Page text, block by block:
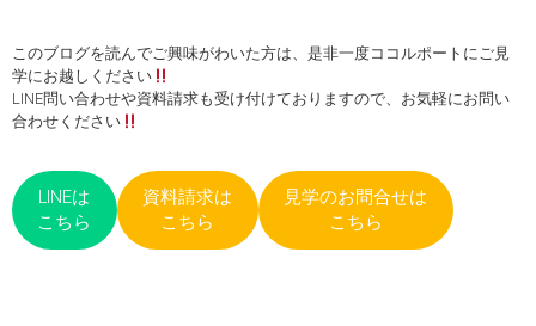
このブログを読んでご興味がわいた方は、是非一度ココルポートにご見
学にお越しください
LINE問い合わせや資料請求も受け付けておりますので、お気軽にお問い
合わせください
LINEは
こちら
資料請求は
こちら
見学のお問合せは
こちら